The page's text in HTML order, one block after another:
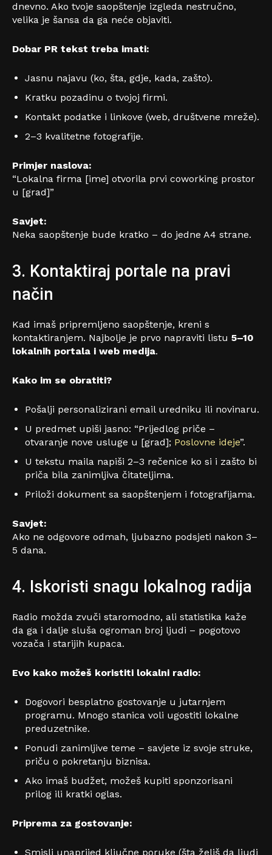
dnevno. Ako tvoje saopštenje izgleda nestručno,
velika je šansa da ga neće objaviti.
Dobar PR tekst treba imati:
Jasnu najavu (ko, šta, gdje, kada, zašto).
Kratku pozadinu o tvojoj firmi.
Kontakt podatke i linkove (web, društvene mreže).
2–3 kvalitetne fotografije.
Primjer naslova:
“Lokalna firma [ime] otvorila prvi coworking prostor
u [grad]”
Savjet:
Neka saopštenje bude kratko – do jedne A4 strane.
3. Kontaktiraj portale na pravi
način
Kad imaš pripremljeno saopštenje, kreni s
kontaktiranjem. Najbolje je prvo napraviti listu 5–10
lokalnih portala i web medija.
Kako im se obratiti?
Pošalji personalizirani email uredniku ili novinaru.
U predmet upiši jasno: “Prijedlog priče –
otvaranje nove usluge u [grad]; Poslovne ideje”.
U tekstu maila napiši 2–3 rečenice ko si i zašto bi
priča bila zanimljiva čitateljima.
Priloži dokument sa saopštenjem i fotografijama.
Savjet:
Ako ne odgovore odmah, ljubazno podsjeti nakon 3–
5 dana.
4. Iskoristi snagu lokalnog radija
Radio možda zvuči staromodno, ali statistika kaže
da ga i dalje sluša ogroman broj ljudi – pogotovo
vozača i starijih kupaca.
Evo kako možeš koristiti lokalni radio:
Dogovori besplatno gostovanje u jutarnjem
programu. Mnogo stanica voli ugostiti lokalne
preduzetnike.
Ponudi zanimljive teme – savjete iz svoje struke,
priču o pokretanju biznisa.
Ako imaš budžet, možeš kupiti sponzorisani
prilog ili kratki oglas.
Priprema za gostovanje:
Smisli unaprijed ključne poruke (šta želiš da ljudi